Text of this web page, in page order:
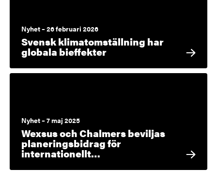
Nyhet – 26 februari 2026
Svensk klimatomställning har
globala bieffekter
Nyhet – 7 maj 2025
Wexsus och Chalmers beviljas
planeringsbidrag för
internationellt…